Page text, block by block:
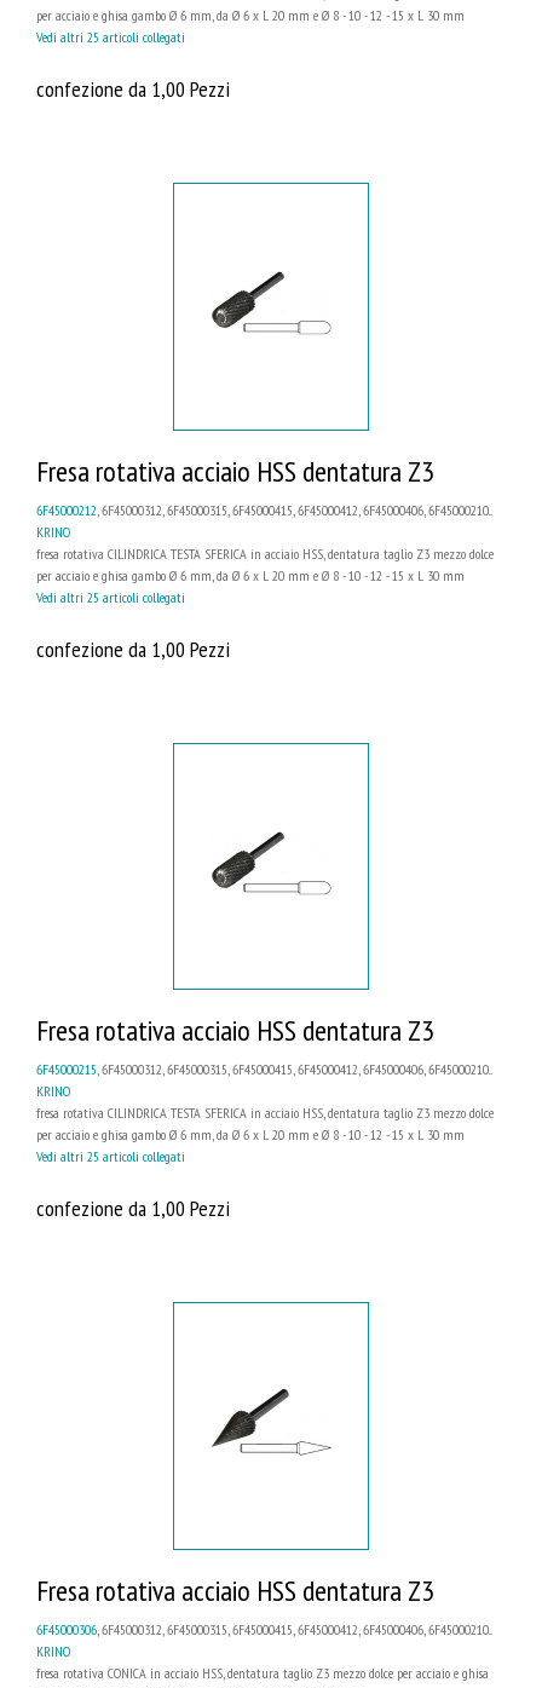
per acciaio e ghisa gambo Ø 6 mm, da Ø 6 x L 20 mm e Ø 8 - 10 - 12 - 15 x L 30 mm
Vedi altri 25 articoli collegati
confezione da 1,00 Pezzi
Fresa rotativa acciaio HSS dentatura Z3
6F45000212 , 6F45000312, 6F45000315, 6F45000415, 6F45000412, 6F45000406, 6F45000210...
KRINO
fresa rotativa CILINDRICA TESTA SFERICA in acciaio HSS, dentatura taglio Z3 mezzo dolce
per acciaio e ghisa gambo Ø 6 mm, da Ø 6 x L 20 mm e Ø 8 - 10 - 12 - 15 x L 30 mm
Vedi altri 25 articoli collegati
confezione da 1,00 Pezzi
Fresa rotativa acciaio HSS dentatura Z3
6F45000215, 6F45000312, 6F45000315, 6F45000415, 6F45000412, 6F45000406, 6F45000210...
KRINO
fresa rotativa CILINDRICA TESTA SFERICA in acciaio HSS, dentatura taglio Z3 mezzo dolce
per acciaio e ghisa gambo Ø 6 mm, da Ø 6 x L 20 mm e Ø 8 - 10 - 12 - 15 x L 30 mm
Vedi altri 25 articoli collegati
confezione da 1,00 Pezzi
Fresa rotativa acciaio HSS dentatura Z3
6F45000306 , 6F45000312, 6F45000315, 6F45000415, 6F45000412, 6F45000406, 6F45000210...
KRINO
fresa rotativa CONICA in acciaio HSS, dentatura taglio Z3 mezzo dolce per acciaio e ghisa